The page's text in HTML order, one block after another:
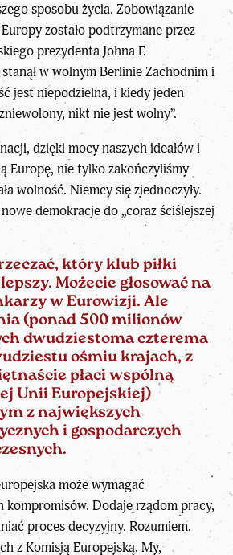
sposobu życia. Zobowiązanie
zostało podtrzymane przez
prezydenta Johna F.
stanął w wolnym Berlinie Zachodnim i
jest niepodzielna, i kiedy jeden
nikt nie jest wolny”.
dzięki mocy naszych ideałów i
Europę, nie tylko zakończyliśmy
wolność. Niemcy się zjednoczyły.
demokracje do „coraz ściślejszej
który klub piłki
Możecie głosować na
w Eurowizji. Ale
(ponad 500 milionów
dwudziestoma czterema
ośmiu krajach, z
płaci wspólną
Unii Europejskiej)
z największych
i gospodarczych
może wymagać
Dodaje rządom pracy,
proces decyzyjny. Rozumiem.
z Komisją Europejską. My,